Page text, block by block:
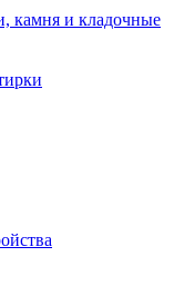
камня и кладочные